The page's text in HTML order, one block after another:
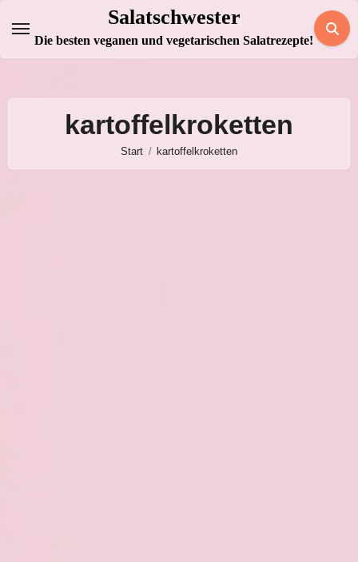
Inhalt
springen
Salatschwester
Die besten veganen und vegetarischen Salatrezepte!
kartoffelkroketten
Start kartoffelkroketten